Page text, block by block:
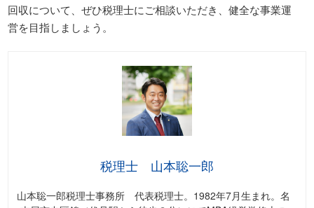
回収について、ぜひ税理士にご相談いただき、健全な事業運
営を目指しましょう。
税理士 山本聡一郎
山本聡一郎税理士事務所 代表税理士。1982年7月生まれ。名